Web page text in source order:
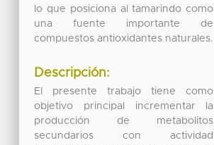
lo que posiciona al tamarindo como
una fuente importante de
compuestos antioxidantes naturales.
Descripción:
El presente trabajo tiene como
objetivo principal incrementar la
producción de metabolitos
secundarios con actividad